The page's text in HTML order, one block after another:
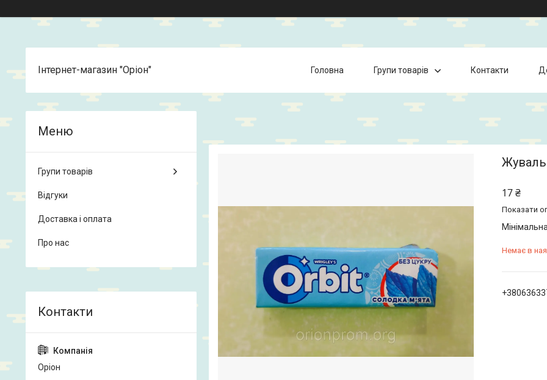
Інтернет-магазин "Оріон" Головна Групи товарів Контакти
17 ₴
Показати
Немає в
Групи товарів
Відгуки
Доставка і оплата
Про нас
Оріон